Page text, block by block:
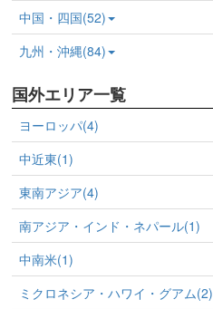
中国・四国(52)
九州・沖縄(84)
国外エリア一覧
ヨーロッパ(4)
中近東(1)
東南アジア(4)
南アジア・インド・ネパール(1)
中南米(1)
ミクロネシア・ハワイ・グアム(2)